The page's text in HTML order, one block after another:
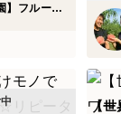
りが出なかっ
マスカットだけ
【小野桃園】フルーツ王国山梨ブランド
【世